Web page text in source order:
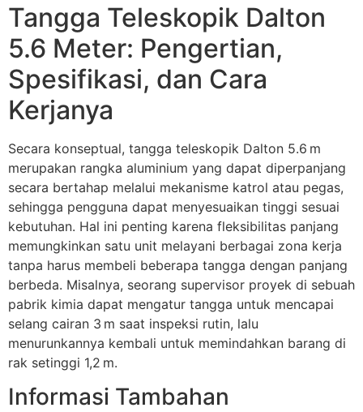
Tangga Teleskopik Dalton
5.6 Meter: Pengertian,
Spesifikasi, dan Cara
Kerjanya
Secara konseptual, tangga teleskopik Dalton 5.6 m
merupakan rangka aluminium yang dapat diperpanjang
secara bertahap melalui mekanisme katrol atau pegas,
sehingga pengguna dapat menyesuaikan tinggi sesuai
kebutuhan. Hal ini penting karena fleksibilitas panjang
memungkinkan satu unit melayani berbagai zona kerja
tanpa harus membeli beberapa tangga dengan panjang
berbeda. Misalnya, seorang supervisor proyek di sebuah
pabrik kimia dapat mengatur tangga untuk mencapai
selang cairan 3 m saat inspeksi rutin, lalu
menurunkannya kembali untuk memindahkan barang di
rak setinggi 1,2 m.
Informasi Tambahan